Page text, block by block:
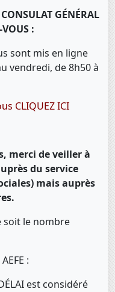
GÉNÉRAL
VOUS :
sont mis en ligne
vendredi, de 8h50 à
CLIQUEZ ICI
merci de veiller à
du service
mais auprès
soit le nombre
:
est considéré